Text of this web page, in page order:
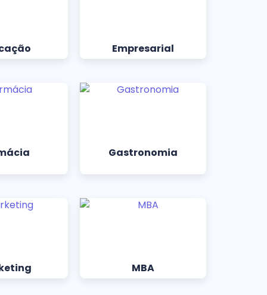
Empresarial
Gastronomia
MBA